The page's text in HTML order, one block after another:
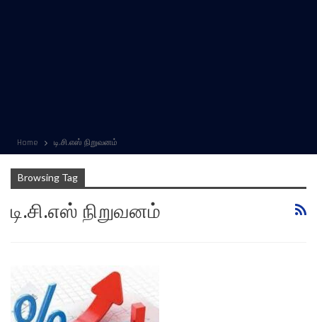
Home டி.சி.எஸ் நிறுவனம்
Browsing Tag
டி.சி.எஸ் நிறுவனம்